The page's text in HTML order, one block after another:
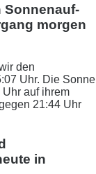
Sonnenauf-
morgen
den
Uhr. Die Sonne
auf ihrem
21:44 Uhr
in